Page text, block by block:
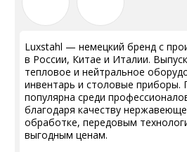
Luxstahl — немецкий бренд с
в России, Китае и Италии.
тепловое и нейтральное
инвентарь и столовые приборы.
популярна среди
благодаря качеству
обработке, передовым
выгодным ценам.